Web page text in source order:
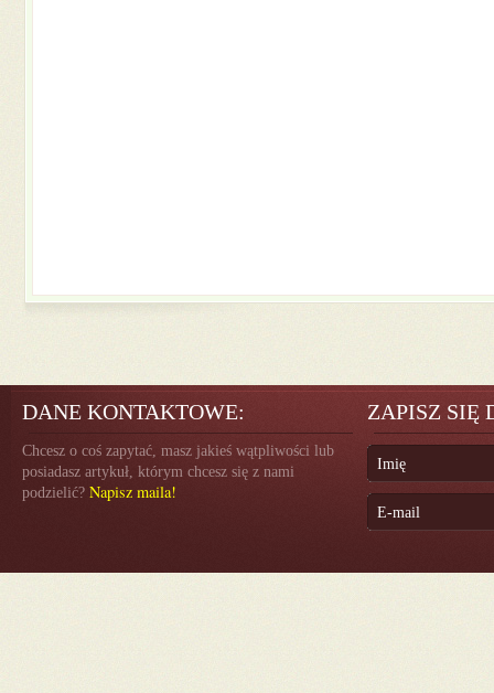
DANE KONTAKTOWE:
Chcesz o coś zapytać, masz jakieś wątpliwości lub
posiadasz artykuł, którym chcesz się z nami
podzielić? Napisz maila!
ZAPISZ SIĘ